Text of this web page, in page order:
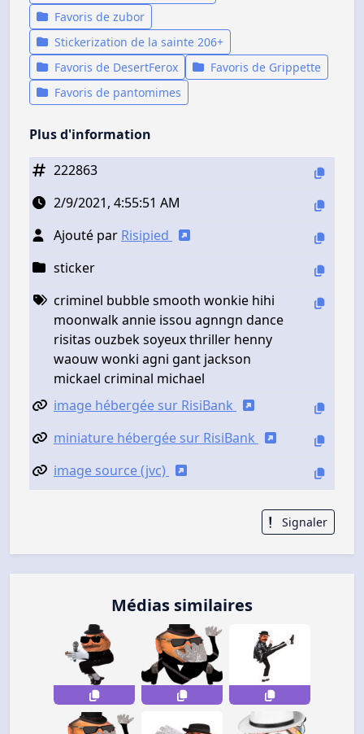
Favoris de zubor
Stickerization de la sainte 206+
Favoris de DesertFerox
Favoris de Grippette
Favoris de pantomimes
Plus d'information
222863
2/9/2021, 4:55:51 AM
Ajouté par Risipied
sticker
criminel bubble smooth wonkie hihi
moonwalk annie issou agnngn dance
risitas ouzbek soyeux thriller henny
waouw wonki agni gant jackson
mickael criminal michael
image hébergée sur RisiBank
miniature hébergée sur RisiBank
image source (jvc)
Signaler
Médias similaires